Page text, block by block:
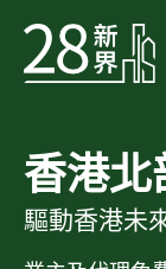
香港北
驅動香港未